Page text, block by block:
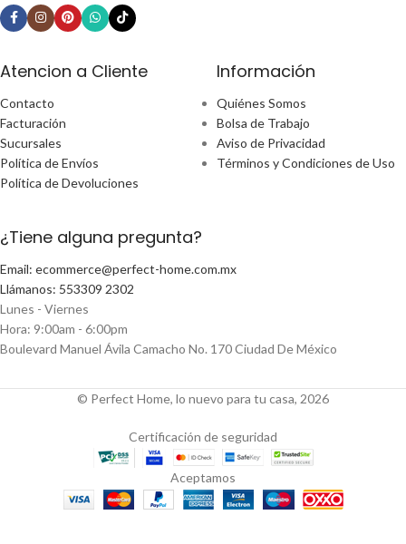
Atencion a Cliente
Contacto
Facturación
Sucursales
Política de Envíos
Política de Devoluciones
Información
Quiénes Somos
Bolsa de Trabajo
Aviso de Privacidad
Términos y Condiciones de Uso
¿Tiene alguna pregunta?
Email: ecommerce@perfect-home.com.mx
Llámanos: 553309 2302
Lunes - Viernes
Hora: 9:00am - 6:00pm
Boulevard Manuel Ávila Camacho No. 170 Ciudad De México
© Perfect Home, lo nuevo para tu casa, 2026
Certificación de seguridad
Aceptamos